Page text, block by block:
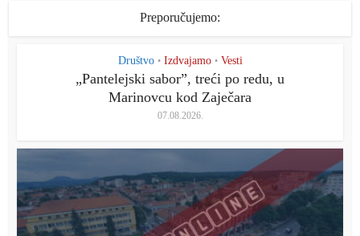
Preporučujemo:
Društvo • Izdvajamo • Vesti
„Pantelejski saborˮ, treći po redu, u
Marinovcu kod Zaječara
07.08.2026.